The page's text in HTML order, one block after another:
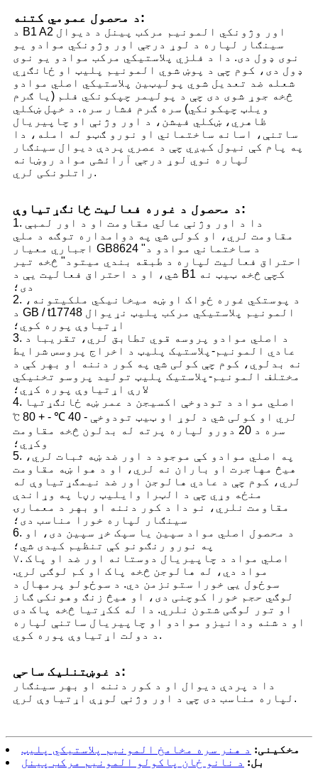
د محصول عمومي کتنه:
د B1 A2 اور وژونکي المونیم مرکب پینل د دیوال
سینګار لپاره د لوړ درجې اور وژونکي موادو یو
نوی ډول دی. دا د فلزي پلاستيکي مرکب موادو یو نوی
ډول دی، کوم چې د پوښ شوي المونیم پلیټ او ځانګړي
شعله ضد تعدیل شوي پولیټین پلاستيکي اصلي موادو
څخه جوړ شوی دی چې د پولیمر چپکونکي فلم (یا ګرم
ویلټ چپکونکي) سره ګرم فشار سره. د خپل ښکلي
ظاهري، ښکلي فیشن، د اور وژنې او چاپیریال
ساتنې، اسانه ساختماني او نورو ګټو له امله، دا
په پام کې نیول کیږي چې د عصري پردې دیوال سینګار
لپاره نوي لوړ درجې آرائشی مواد روښانه
راتلونکی لري.
د محصول د غوره فعالیت ځانګړتیاوې:
1. دا د اور وژنې عالي مقاومت او د اور لمبې
مقاومت لري، او کولی شي په دوامداره توګه د ملي
اجباري معیار GB8624 "د ساختماني موادو د
احتراق فعالیت لپاره د طبقه بندي میتود" څخه تیر
شي، او د احتراق فعالیت یې د B1 کچې څخه ټیټ نه
دی؛
2. د پوستکي غوره ځواک او ښه میخانیکي ملکیتونه،
د GB / t17748 المونیم پلاستيکي مرکب پلیټ نړیوال
اړتیاوې پوره کوي؛
3. د اصلي موادو پروسه قوي تطابق لري، تقریبا د
عادي المونیم-پلاستیک پلیټ د اخراج پروسس شرایط
نه بدلوي، کوم چې کولی شي په کور دننه او بهر کې د
مختلف المونیم-پلاستیک پلیټ تولید پروسو تخنیکي
لارې اړتیاوې پوره کړي؛
4. اصلي مواد د تودوخې اکسیجن د عمر ښه ځانګړتیا
لري او کولی شي د لوړ او ټیټ تودوخې - 40 ℃ - + 80 ℃
سره د 20 دورو لپاره پرته له بدلون څخه مقاومت
وکړي؛
5. په اصلي موادو کې موجود د اور ضد ښه ثبات لري،
هیڅ مهاجرت او باران نه لري، او د هوا ښه مقاومت
لري، کوم چې د عادي هالوجن اور ضد نیمګړتیاوې له
منځه وړي چې د الټرا وایلیټ رڼا په وړاندې
مقاومت نلري، نو دا د کور دننه او بهر د معمارۍ
سینګار لپاره خورا مناسب دی؛
6. د محصول اصلي مواد سپین یا سپک خړ سپین دی، او
په نورو رنګونو کې تنظیم کیدی شي؛
۷. اصلي مواد د چاپیریال دوستانه اور ضد او پاک
مواد دي، له هالوجن څخه پاک او کم لوګی لري.
سوځول یې خورا ستونزمن دي. د سوځولو پرمهال د
لوګي حجم خورا کوچنی دی، او هیڅ زنګ وهونکی ګاز
او تور لوګی شتون نلري. دا له ککړتیا څخه پاک دی
او د شنه ودانیزو موادو او چاپیریال ساتنې لپاره
د دولت اړتیاوې پوره کوي.
د غوښتنلیک ساحې:
دا د پردې دیوال او د کور دننه او بهر سینګار
لپاره مناسب دی چې د اور وژنې لوړې اړتیاوې لري.
مخکینی: د هنر سره مخامخ المونیم پلاستيکي پلیټ
بل: د نانو ځان پاکولو المونیم مرکب پینل